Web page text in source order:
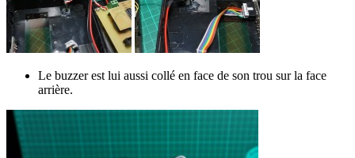
Le buzzer est lui aussi collé en face de son trou sur la face
arrière.